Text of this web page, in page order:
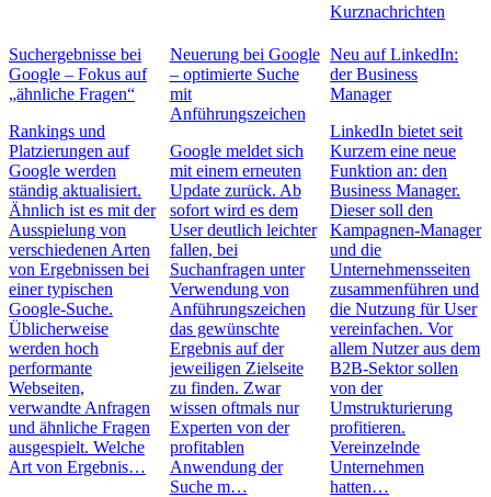
Kurznachrichten
Suchergebnisse bei
Google – Fokus auf
„ähnliche Fragen“
Rankings und
Platzierungen auf
Google werden
ständig aktualisiert.
Ähnlich ist es mit der
Ausspielung von
verschiedenen Arten
von Ergebnissen bei
einer typischen
Google-Suche.
Üblicherweise
werden hoch
performante
Webseiten,
verwandte Anfragen
und ähnliche Fragen
ausgespielt. Welche
Art von Ergebnis…
Neuerung bei Google
– optimierte Suche
mit
Anführungszeichen
Google meldet sich
mit einem erneuten
Update zurück. Ab
sofort wird es dem
User deutlich leichter
fallen, bei
Suchanfragen unter
Verwendung von
Anführungszeichen
das gewünschte
Ergebnis auf der
jeweiligen Zielseite
zu finden. Zwar
wissen oftmals nur
Experten von der
profitablen
Anwendung der
Suche m…
Neu auf LinkedIn:
der Business
Manager
LinkedIn bietet seit
Kurzem eine neue
Funktion an: den
Business Manager.
Dieser soll den
Kampagnen-Manager
und die
Unternehmensseiten
zusammenführen und
die Nutzung für User
vereinfachen. Vor
allem Nutzer aus dem
B2B-Sektor sollen
von der
Umstrukturierung
profitieren.
Vereinzelnde
Unternehmen
hatten…